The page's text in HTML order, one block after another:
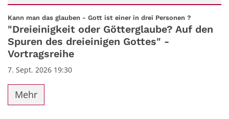
Datum: 7. September 2026
Kann man das glauben - Gott ist einer in drei Personen ?
"Dreieinigkeit oder Götterglaube? Auf den
Spuren des dreieinigen Gottes" -
Vortragsreihe
7. Sept. 2026 19:30
Mehr